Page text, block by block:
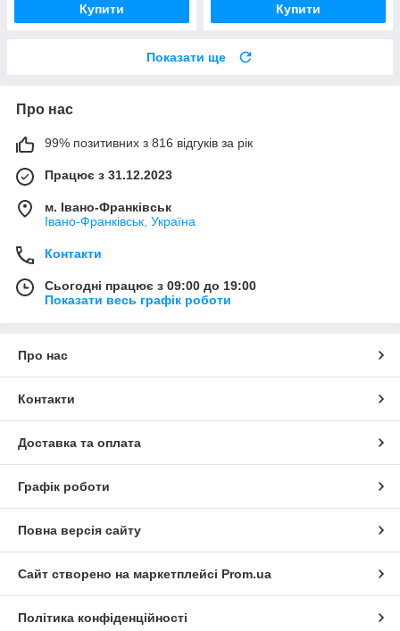
Купити Купити
Показати ще
Про нас
99% позитивних з 816 відгуків за рік
Працює з 31.12.2023
м. Івано-Франківськ
Івано-Франківськ, Україна
Контакти
Сьогодні працює з 09:00 до 19:00
Показати весь графік роботи
Про нас
Контакти
Доставка та оплата
Графік роботи
Повна версія сайту
Сайт створено на маркетплейсі Prom.ua
Політика конфіденційності